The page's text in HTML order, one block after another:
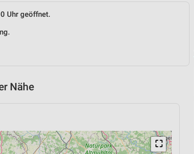
Uhr geöffnet.
Nähe
⛶